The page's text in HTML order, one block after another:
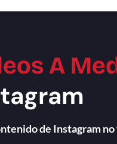
A
de Instagram